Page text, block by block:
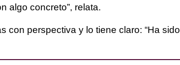
algo concreto”, relata.
con perspectiva y lo tiene claro: “Ha sido